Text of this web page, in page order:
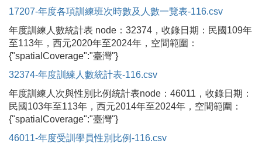
17207-年度各項訓練班次時數及人數一覽表-116.csv
年度訓練人數統計表 node：32374，收錄日期：民國109年
至113年，西元2020年至2024年，空間範圍：
{"spatialCoverage":"臺灣"}
32374-年度訓練人數統計表-116.csv
年度訓練人次與性別比例統計表node：46011，收錄日期：
民國103年至113年，西元2014年至2024年，空間範圍：
{"spatialCoverage":"臺灣"}
46011-年度受訓學員性別比例-116.csv